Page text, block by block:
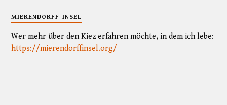
MIERENDORFF-INSEL
Wer mehr über den Kiez erfahren möchte, in dem ich lebe:
https://mierendorffinsel.org/